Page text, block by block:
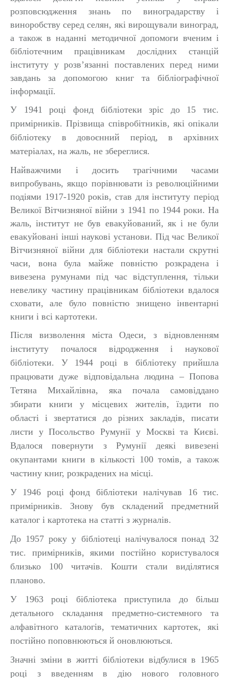
розповсюдження знань по виноградарству і
виноробству серед селян, які вирощували виноград,
а також в наданні методичної допомоги вченим і
бібліотечним працівникам дослідних станцій
інституту у розв’язанні поставлених перед ними
завдань за допомогою книг та бібліографічної
інформації.
У 1941 році фонд бібліотеки зріс до 15 тис.
примірників. Прізвища співробітників, які опікали
бібліотеку в довоєнний період, в архівних
матеріалах, на жаль, не збереглися.
Найважчими і досить трагічними часами
випробувань, якщо порівнювати із революційними
подіями 1917-1920 років, став для інституту період
Великої Вітчизняної війни з 1941 по 1944 роки. На
жаль, інститут не був евакуйований, як і не були
евакуйовані інші наукові установи. Під час Великої
Вітчизняної війни для бібліотеки настали скрутні
часи, вона була майже повністю розкрадена і
вивезена румунами під час відступлення, тільки
невелику частину працівникам бібліотеки вдалося
сховати, але було повністю знищено інвентарні
книги і всі картотеки.
Після визволення міста Одеси, з відновленням
інституту почалося відродження і наукової
бібліотеки. У 1944 році в бібліотеку прийшла
працювати дуже відповідальна людина – Попова
Тетяна Михайлівна, яка почала самовіддано
збирати книги у місцевих жителів, їздити по
області і звертатися до різних закладів, писати
листи у Посольство Румунії у Москві та Києві.
Вдалося повернути з Румунії деякі вивезені
окупантами книги в кількості 100 томів, а також
частину книг, розкрадених на місці.
У 1946 році фонд бібліотеки налічував 16 тис.
примірників. Знову був складений предметний
каталог і картотека на статті з журналів.
До 1957 року у бібліотеці налічувалося понад 32
тис. примірників, якими постійно користувалося
близько 100 читачів. Кошти стали виділятися
планово.
У 1963 році бібліотека приступила до більш
детального складання предметно-системного та
алфавітного каталогів, тематичних картотек, які
постійно поповнюються й оновлюються.
Значні зміни в житті бібліотеки відбулися в 1965
році з введенням в дію нового головного